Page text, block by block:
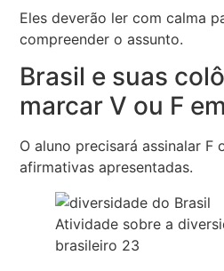
Eles deverão ler com calma
compreender o assunto.
Brasil e suas
marcar V ou F
O aluno precisará assinalar F
afirmativas apresentadas.
Atividade sobre a
brasileiro 23